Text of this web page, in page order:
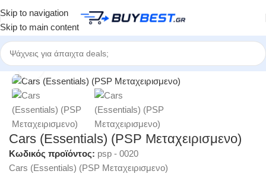
Skip to navigation
Skip to main content
/Ηλεκτρονικά Παιχνίδια/Μεταχειρισμένα Παιχνίδια - Retro
Click to enlarge
Cars (Essentials) (PSP Μεταχειρισμενο)
Κωδικός προϊόντος: psp - 0020
Cars (Essentials) (PSP Μεταχειρισμενο)